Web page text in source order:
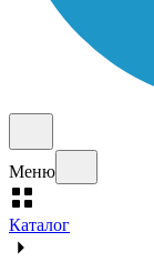
Меню
Каталог